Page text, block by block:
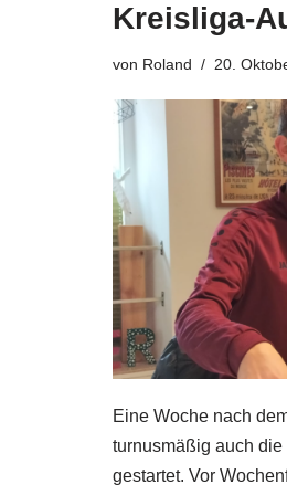
Kreisliga-
von Roland 20.
Eine Woche nach
turnusmäßig auch
gestartet. Vor